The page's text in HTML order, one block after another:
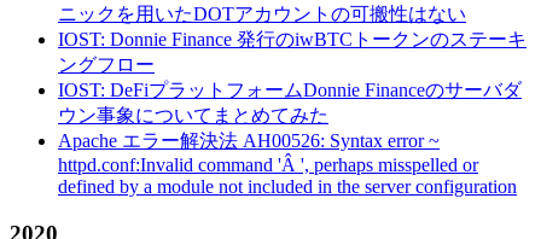
ニックを用いたDOTアカウントの可搬性はない
IOST: Donnie Finance 発行のiwBTCトークンのステーキ
ングフロー
IOST: DeFiプラットフォームDonnie Financeのサーバダ
ウン事象についてまとめてみた
Apache エラー解決法 AH00526: Syntax error ~
httpd.conf:Invalid command 'Â ', perhaps misspelled or
defined by a module not included in the server configuration
2020